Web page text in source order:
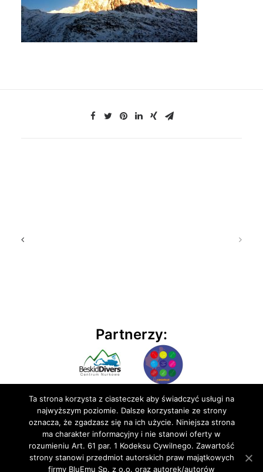
Partnerzy:
© 2020 BluEmu sp. z o.o. Wszelkie prawa zastrzeżone
Ta strona korzysta z ciasteczek aby świadczyć usługi na
najwyższym poziomie. Dalsze korzystanie ze strony
oznacza, że zgadzasz się na ich użycie. Niniejsza strona
ma charakter informacyjny i nie stanowi oferty w
rozumieniu Art. 61 par. 1 Kodeksu Cywilnego. Zawartość
strony stanowi przedmiot autorskich praw majątkowych
firmy BluEmu Sp. z o.o. oraz autorek/autorów